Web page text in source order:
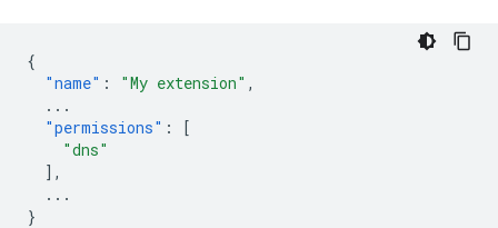
{
"name" : "My extension" ,
...
"permissions" :
[
"dns"
],
...
}